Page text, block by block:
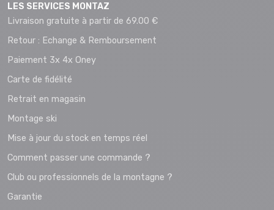
LES SERVICES MONTAZ
Livraison gratuite à partir de 69.00 €
Retour : Echange & Remboursement
Paiement 3x 4x Oney
Carte de fidélité
Retrait en magasin
Montage ski
Mise à jour du stock en temps réel
Comment passer une commande ?
Club ou professionnels de la montagne ?
Garantie